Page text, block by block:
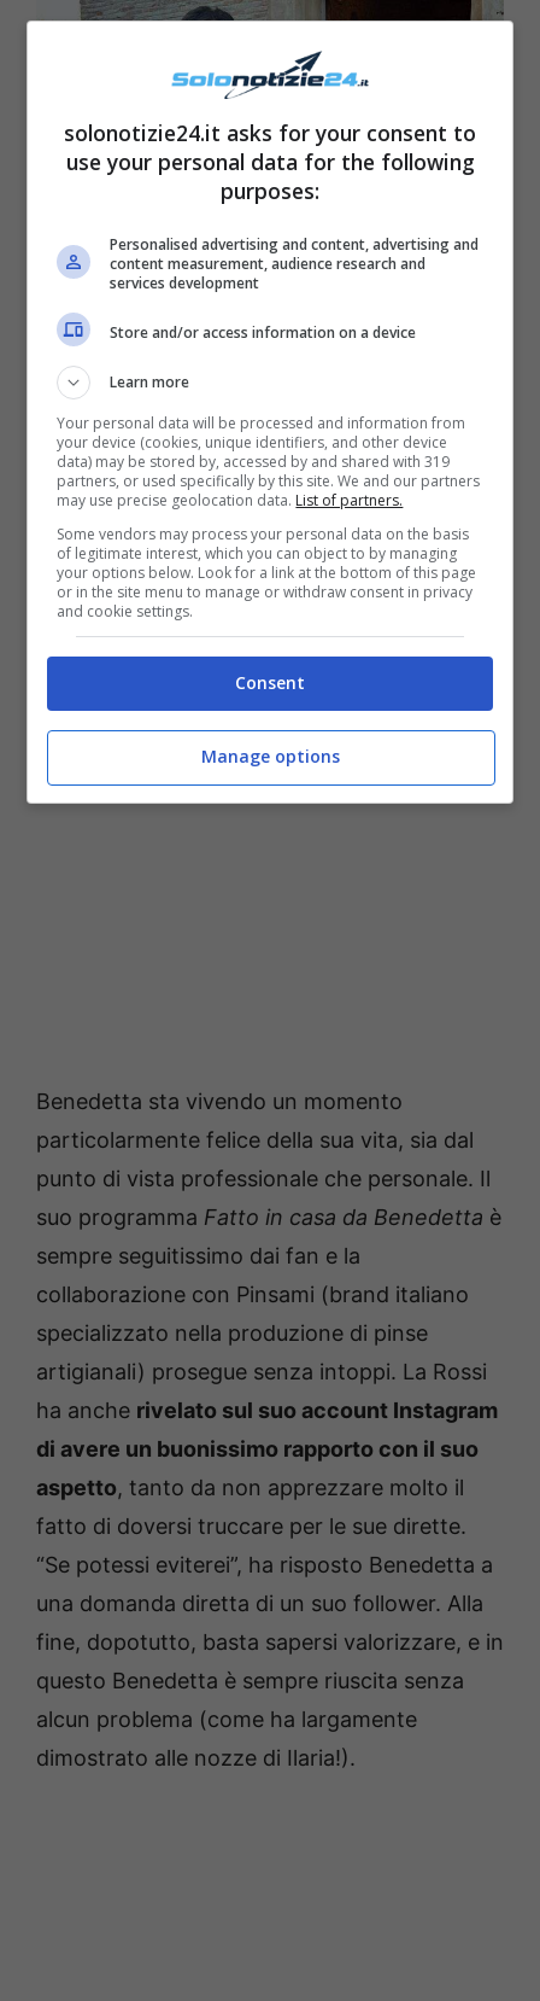
Fonte: Instagram
La food blogger ha infatti presenziato al
matrimonio della sua amica Ilaria con un a
leggero e colorato perfetto per combattere il
caldo estivo e adatto a ogni tipo di fisico
mise era composta da uno scamiciato
girocollo lungo e bianco, con stampe
multicolori rosse, verdi e nere. Incantevole
anche la sposa, avvolta in un lungo abito
ricamato con ampio scollo a V.
Benedetta sta vivendo un momento
particolarmente felice della sua vita, sia dal
punto di vista professionale che personale. Il
suo programma Fatto in casa da Benedetta è
sempre seguitissimo dai fan e la
collaborazione con Pinsami (brand italiano
specializzato nella produzione di pinse
artigianali) prosegue senza intoppi. La Rossi
ha anche rivelato sul suo account Instagram
di avere un buonissimo rapporto con il suo
aspetto, tanto da non apprezzare molto il
fatto di doversi truccare per le sue dirette.
“Se potessi eviterei”, ha risposto Benedetta a
una domanda diretta di un suo follower. Alla
fine, dopotutto, basta sapersi valorizzare, e in
questo Benedetta è sempre riuscita senza
alcun problema (come ha largamente
dimostrato alle nozze di Ilaria!).
solonotizie24.it asks for your consent to
use your personal data for the following
purposes:
Personalised advertising and content, advertising and
content measurement, audience research and
services development
Store and/or access information on a device
Learn more
Your personal data will be processed and information from
your device (cookies, unique identifiers, and other device
data) may be stored by, accessed by and shared with 319
partners, or used specifically by this site. We and our partners
may use precise geolocation data. List of partners.
Some vendors may process your personal data on the basis
of legitimate interest, which you can object to by managing
your options below. Look for a link at the bottom of this page
or in the site menu to manage or withdraw consent in privacy
and cookie settings.
Consent
Manage options